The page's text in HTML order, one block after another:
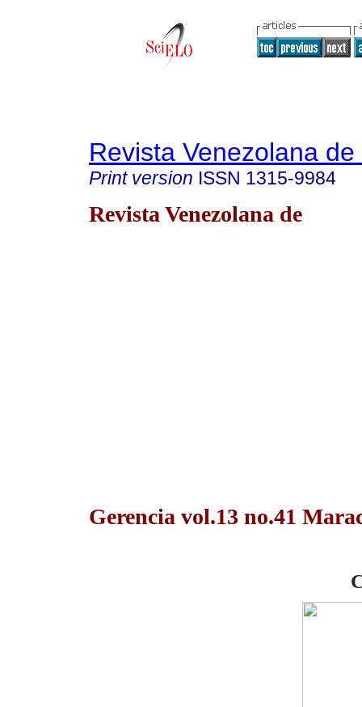
Revista Venezolana
Print version ISSN 1315-9984
Revista Venezolana de
Gerencia vol.13 no.41